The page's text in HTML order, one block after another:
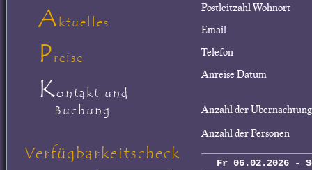
Postleitzahl Wohnort
Email
Telefon
Anreise Datum
Anzahl der
Anzahl der Personen
Fr 06.02.2026 -
Aktuelles
Preise
Kontakt und
Buchung
Verfügbarkeitscheck